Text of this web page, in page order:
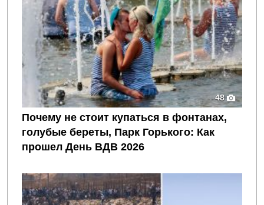
48
Почему не стоит купаться в фонтанах,
голубые береты, Парк Горького: Как
прошел День ВДВ 2026